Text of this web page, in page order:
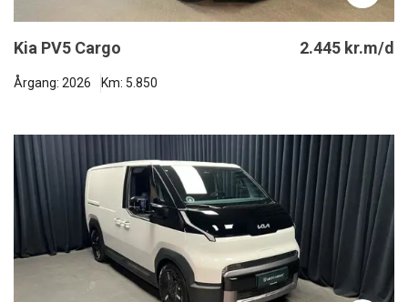
Kia PV5 Cargo 2.445 kr.m/d
Årgang: 2026 Km: 5.850